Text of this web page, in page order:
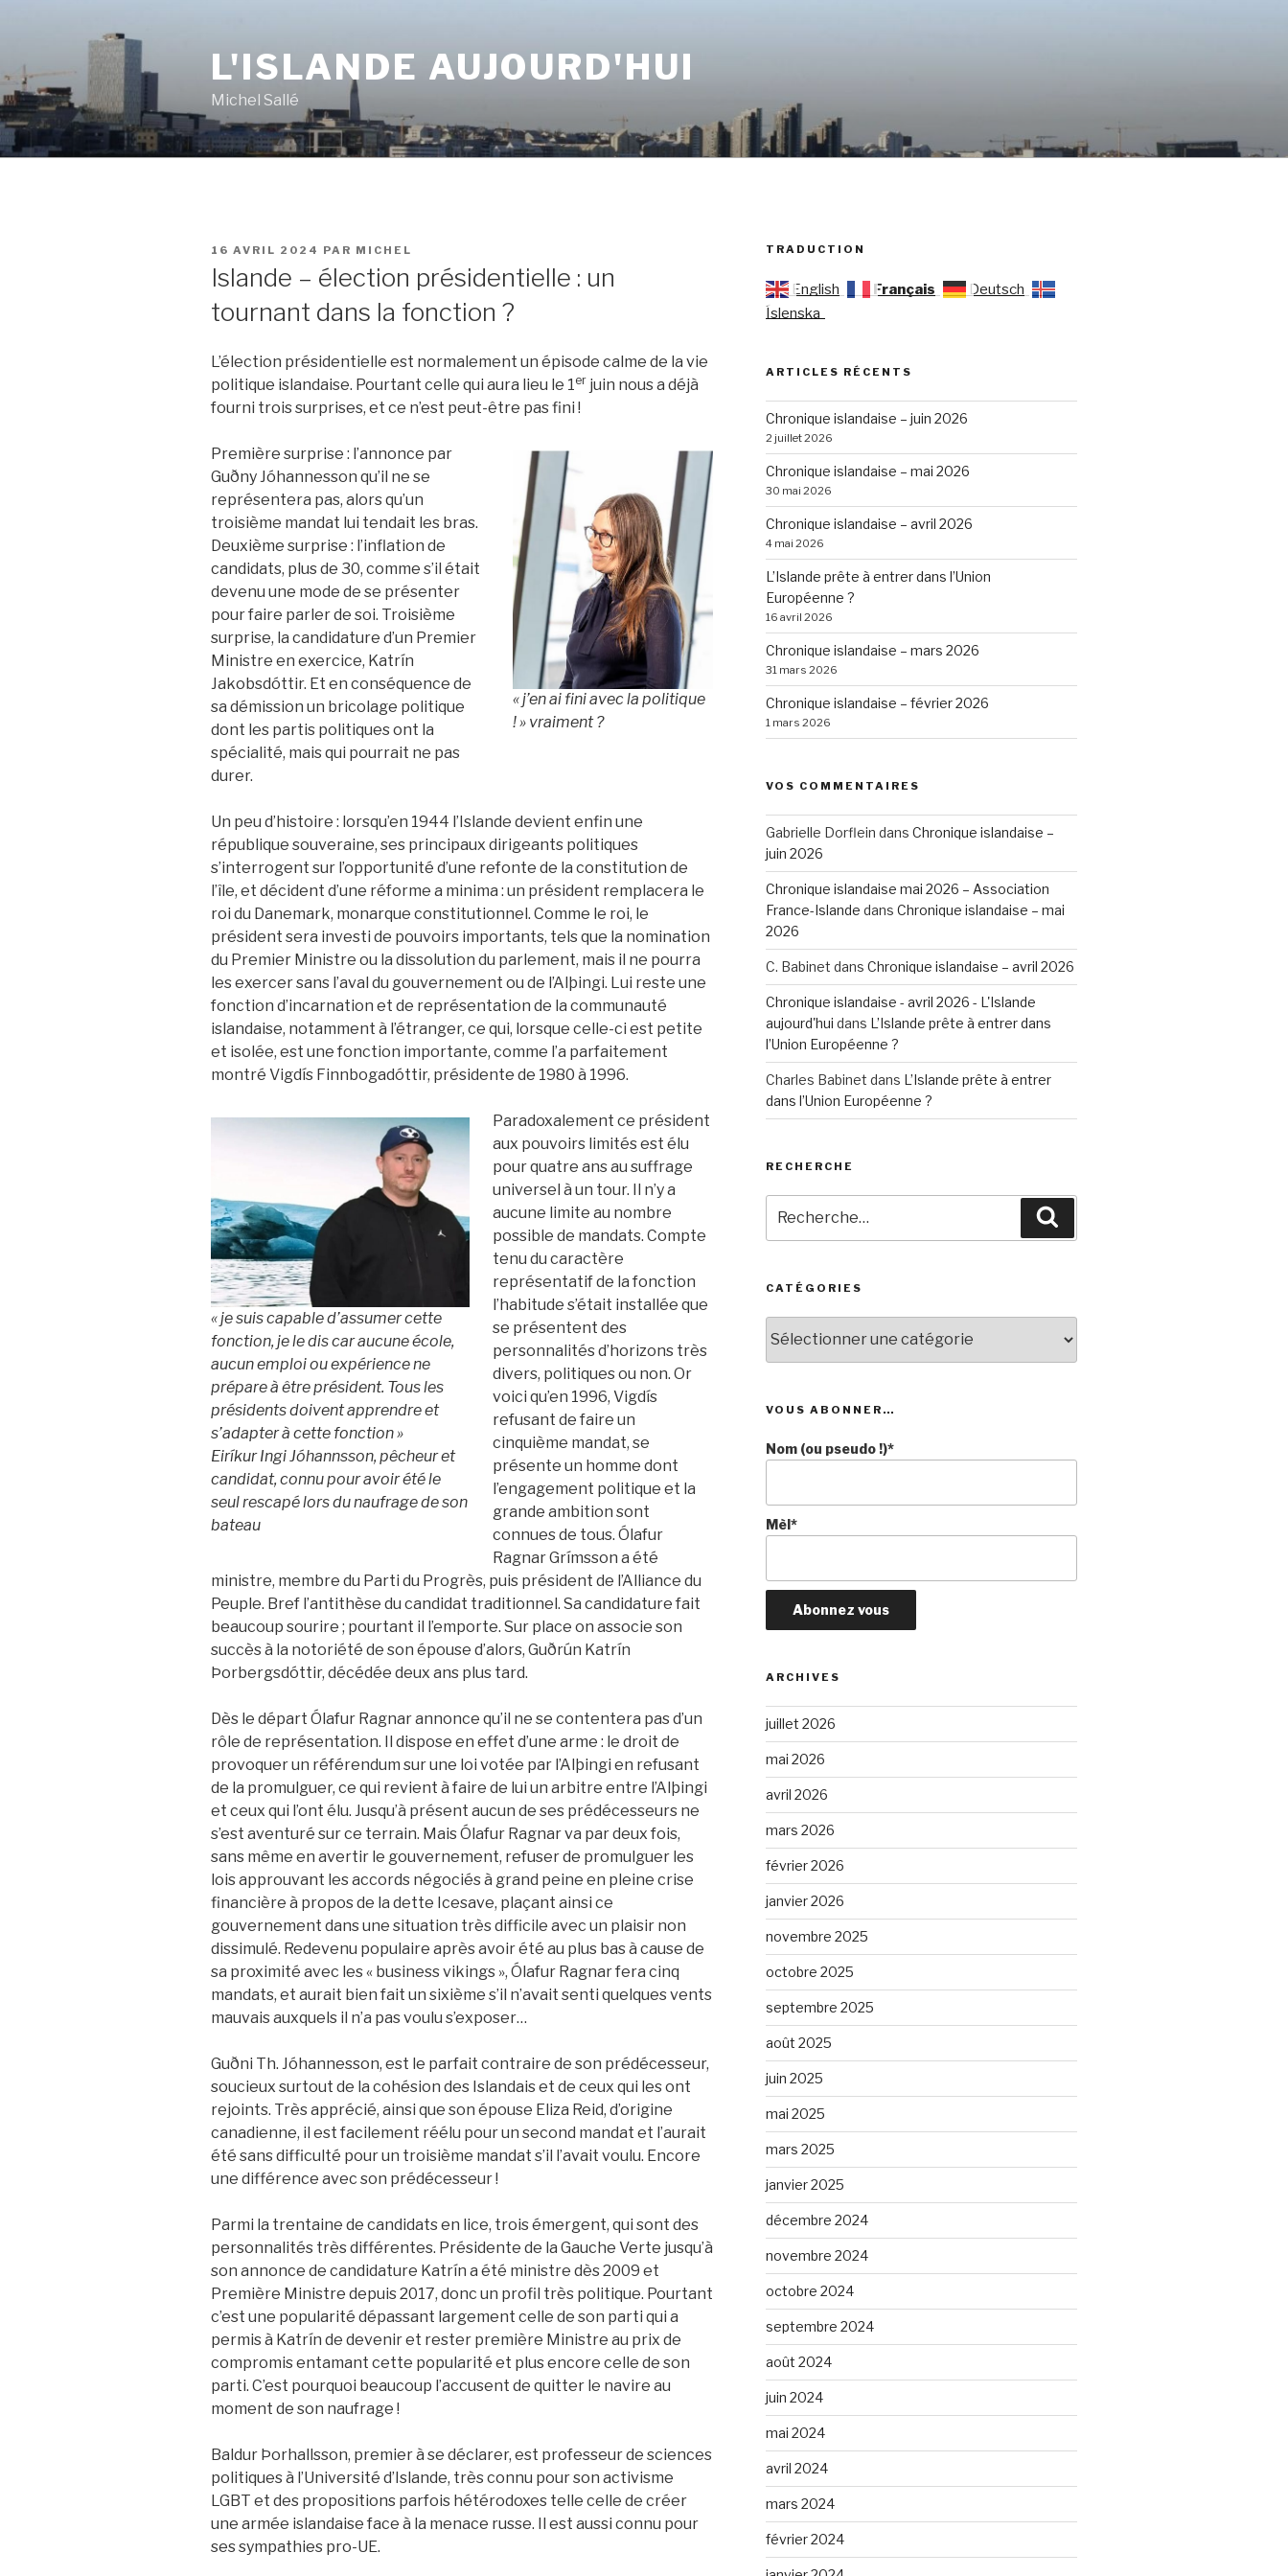
principal
L'ISLANDE AUJOURD'HUI
Michel Sallé
PUBLIÉ
16 AVRIL 2024 PAR MICHEL
Islande – élection présidentielle : un
tournant dans la fonction ?
L’élection présidentielle est normalement un épisode calme de la vie
politique islandaise. Pourtant celle qui aura lieu le 1er juin nous a déjà
fourni trois surprises, et ce n’est peut-être pas fini !
« j’en ai fini avec la politique
! » vraiment ?
Première surprise : l’annonce par
Guðny Jóhannesson qu’il ne se
représentera pas, alors qu’un
troisième mandat lui tendait les bras.
Deuxième surprise : l’inflation de
candidats, plus de 30, comme s’il était
devenu une mode de se présenter
pour faire parler de soi. Troisième
surprise, la candidature d’un Premier
Ministre en exercice, Katrín
Jakobsdóttir. Et en conséquence de
sa démission un bricolage politique
dont les partis politiques ont la
spécialité, mais qui pourrait ne pas
durer.
Un peu d’histoire : lorsqu’en 1944 l’Islande devient enfin une
république souveraine, ses principaux dirigeants politiques
s’interrogent sur l’opportunité d’une refonte de la constitution de
l’île, et décident d’une réforme a minima : un président remplacera le
roi du Danemark, monarque constitutionnel. Comme le roi, le
président sera investi de pouvoirs importants, tels que la nomination
du Premier Ministre ou la dissolution du parlement, mais il ne pourra
les exercer sans l’aval du gouvernement ou de l’Alþingi. Lui reste une
fonction d’incarnation et de représentation de la communauté
islandaise, notamment à l’étranger, ce qui, lorsque celle-ci est petite
et isolée, est une fonction importante, comme l’a parfaitement
montré Vigdís Finnbogadóttir, présidente de 1980 à 1996.
« je suis capable d’assumer cette
fonction, je le dis car aucune école,
aucun emploi ou expérience ne
prépare à être président. Tous les
présidents doivent apprendre et
s’adapter à cette fonction »
Eiríkur Ingi Jóhannsson, pêcheur et
candidat, connu pour avoir été le
seul rescapé lors du naufrage de son
bateau
Paradoxalement ce président
aux pouvoirs limités est élu
pour quatre ans au suffrage
universel à un tour. Il n’y a
aucune limite au nombre
possible de mandats. Compte
tenu du caractère
représentatif de la fonction
l’habitude s’était installée que
se présentent des
personnalités d’horizons très
divers, politiques ou non. Or
voici qu’en 1996, Vigdís
refusant de faire un
cinquième mandat, se
présente un homme dont
l’engagement politique et la
grande ambition sont
connues de tous. Ólafur
Ragnar Grímsson a été
ministre, membre du Parti du Progrès, puis président de l’Alliance du
Peuple. Bref l’antithèse du candidat traditionnel. Sa candidature fait
beaucoup sourire ; pourtant il l’emporte. Sur place on associe son
succès à la notoriété de son épouse d’alors, Guðrún Katrín
Þorbergsdóttir, décédée deux ans plus tard.
Dès le départ Ólafur Ragnar annonce qu’il ne se contentera pas d’un
rôle de représentation. Il dispose en effet d’une arme : le droit de
provoquer un référendum sur une loi votée par l’Alþingi en refusant
de la promulguer, ce qui revient à faire de lui un arbitre entre l’Alþingi
et ceux qui l’ont élu. Jusqu’à présent aucun de ses prédécesseurs ne
s’est aventuré sur ce terrain. Mais Ólafur Ragnar va par deux fois,
sans même en avertir le gouvernement, refuser de promulguer les
lois approuvant les accords négociés à grand peine en pleine crise
financière à propos de la dette Icesave, plaçant ainsi ce
gouvernement dans une situation très difficile avec un plaisir non
dissimulé. Redevenu populaire après avoir été au plus bas à cause de
sa proximité avec les « business vikings », Ólafur Ragnar fera cinq
mandats, et aurait bien fait un sixième s’il n’avait senti quelques vents
mauvais auxquels il n’a pas voulu s’exposer…
Guðni Th. Jóhannesson, est le parfait contraire de son prédécesseur,
soucieux surtout de la cohésion des Islandais et de ceux qui les ont
rejoints. Très apprécié, ainsi que son épouse Eliza Reid, d’origine
canadienne, il est facilement réélu pour un second mandat et l’aurait
été sans difficulté pour un troisième mandat s’il l’avait voulu. Encore
une différence avec son prédécesseur !
Parmi la trentaine de candidats en lice, trois émergent, qui sont des
personnalités très différentes. Présidente de la Gauche Verte jusqu’à
son annonce de candidature Katrín a été ministre dès 2009 et
Première Ministre depuis 2017, donc un profil très politique. Pourtant
c’est une popularité dépassant largement celle de son parti qui a
permis à Katrín de devenir et rester première Ministre au prix de
compromis entamant cette popularité et plus encore celle de son
parti. C’est pourquoi beaucoup l’accusent de quitter le navire au
moment de son naufrage !
Baldur Þorhallsson, premier à se déclarer, est professeur de sciences
politiques à l’Université d’Islande, très connu pour son activisme
LGBT et des propositions parfois hétérodoxes telle celle de créer
une armée islandaise face à la menace russe. Il est aussi connu pour
ses sympathies pro-UE.
TRADUCTION
English Français
Deutsch
Íslenska
ARTICLES RÉCENTS
Chronique islandaise – juin 2026
2 juillet 2026
Chronique islandaise – mai 2026
30 mai 2026
Chronique islandaise – avril 2026
4 mai 2026
L’Islande prête à entrer dans l’Union
Européenne ?
16 avril 2026
Chronique islandaise – mars 2026
31 mars 2026
Chronique islandaise – février 2026
1 mars 2026
VOS COMMENTAIRES
Gabrielle Dorflein dans Chronique islandaise –
juin 2026
Chronique islandaise mai 2026 – Association
France-Islande dans Chronique islandaise – mai
2026
C. Babinet dans Chronique islandaise – avril 2026
Chronique islandaise - avril 2026 - L'Islande
aujourd'hui dans L’Islande prête à entrer dans
l’Union Européenne ?
Charles Babinet dans L’Islande prête à entrer
dans l’Union Européenne ?
RECHERCHE
pour
:
CATÉGORIES
VOUS ABONNER…
Nom (ou pseudo !)*
Mèl*
ARCHIVES
juillet 2026
mai 2026
avril 2026
mars 2026
février 2026
janvier 2026
novembre 2025
octobre 2025
septembre 2025
août 2025
juin 2025
mai 2025
mars 2025
janvier 2025
décembre 2024
novembre 2024
octobre 2024
septembre 2024
août 2024
juin 2024
mai 2024
avril 2024
mars 2024
février 2024